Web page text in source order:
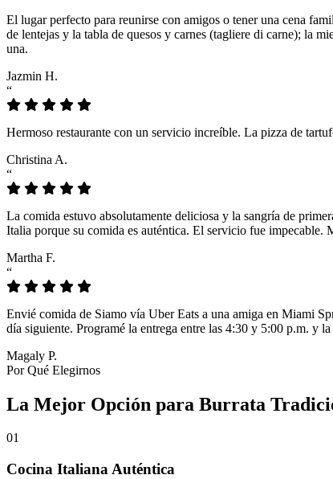
El lugar perfecto para reunirse con amigos o tener una cena
de lentejas y la tabla de quesos y carnes (tagliere di carne); la
una.
Jazmin H.
“
Hermoso restaurante con un servicio increíble. La pizza de
Christina A.
“
La comida estuvo absolutamente deliciosa y la sangría de
Italia porque su comida es auténtica. El servicio fue impecable.
Martha F.
“
Envié comida de Siamo vía Uber Eats a una amiga en Miami
día siguiente. Programé la entrega entre las 4:30 y 5:00 p.m. y
Magaly P.
Por Qué Elegirnos
La Mejor Opción para Burrata
01
Cocina Italiana Auténtica